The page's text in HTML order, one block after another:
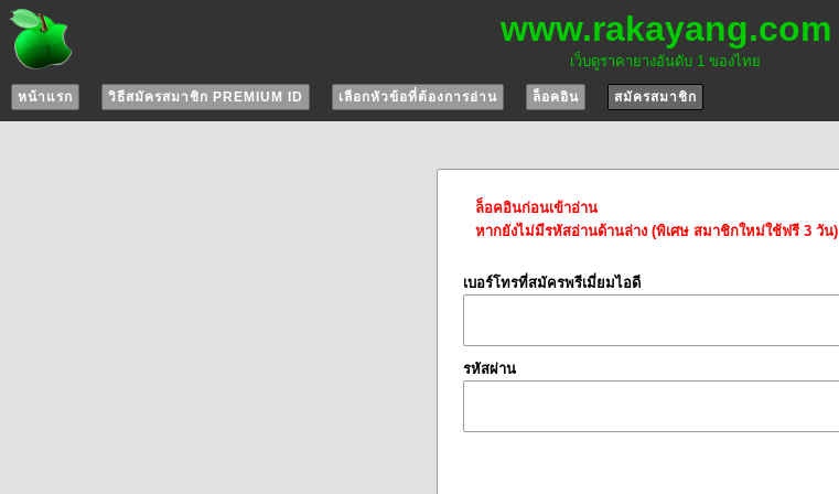
www.rakayang.com
เว็บดูราคายางอันดับ 1 ของไทย
หน้าแรก วิธีสมัครสมาชิก PREMIUM ID เลือกหัวข้อที่ต้องการอ่าน ล็อคอิน สมัครสมาชิก
ล็อคอินก่อนเข้าอ่าน
หากยังไม่มีรหัสอ่านด้านล่าง (พิเศษ สมาชิกใหม่ใช้ฟรี 3 วัน)
เบอร์โทรที่สมัครพรีเมี่ยมไอดี
รหัสผ่าน